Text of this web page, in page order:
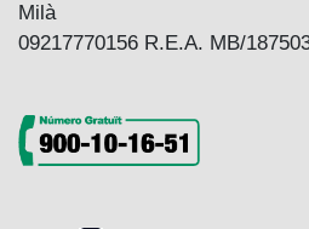
Milà
09217770156 R.E.A. MB/